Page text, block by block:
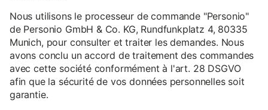
Nous utilisons le processeur de commande "Personio"
de Personio GmbH & Co. KG, Rundfunkplatz 4, 80335
Munich, pour consulter et traiter les demandes. Nous
avons conclu un accord de traitement des commandes
avec cette société conformément à l'art. 28 DSGVO
afin que la sécurité de vos données personnelles soit
garantie.